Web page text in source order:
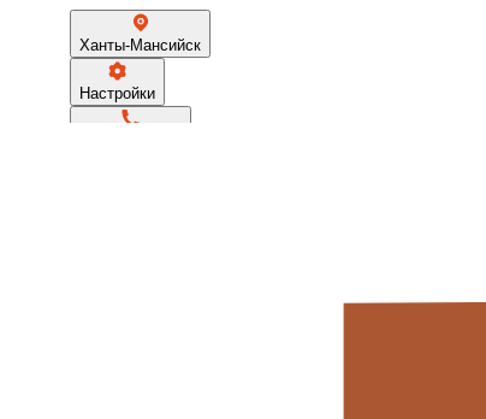
Ханты-Мансийск
Настройки